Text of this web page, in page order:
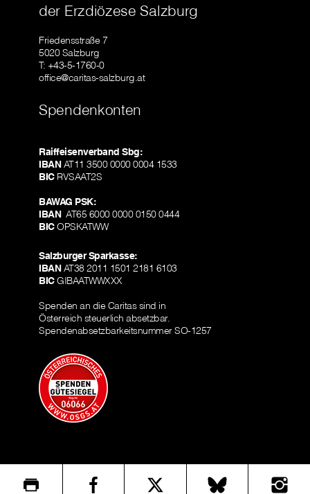
der Erzdiözese Salzburg
Friedensstraße 7
5020 Salzburg
T: +43-5-1760-0
office@caritas-salzburg.at
Spendenkonten
Raiffeisenverband Sbg:
IBANAT11 3500 0000 0004 1533
BICRVSAAT2S
BAWAG PSK:
IBANAT65 6000 0000 0150 0444
BICOPSKATWW
Salzburger Sparkasse:
IBANAT38 2011 1501 2181 6103
BICGIBAATWWXXX
Spenden an die Caritas sind in
Österreich steuerlich absetzbar.
Spendenabsetzbarkeitsnummer SO-1257